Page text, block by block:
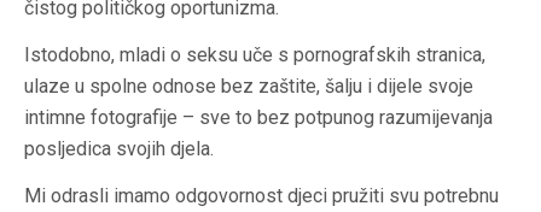
čistog političkog oportunizma.
Istodobno, mladi o seksu uče s pornografskih stranica,
ulaze u spolne odnose bez zaštite, šalju i dijele svoje
intimne fotografije – sve to bez potpunog razumijevanja
posljedica svojih djela.
Mi odrasli imamo odgovornost djeci pružiti svu potrebnu